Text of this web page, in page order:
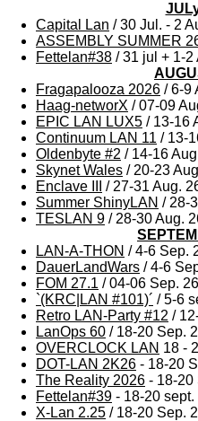
Capital Lan / 30 Jul. - 2
ASSEMBLY SUMMER
Fettelan#38 / 31 jul + 1-2
Fragapalooza 2026 / 6-9
Haag-networX / 07-09
EPIC LAN LUX5 / 13-16
Continuum LAN 11 / 13-
Oldenbyte #2 / 14-16
Skynet Wales / 20-23
Enclave III
/ 27-31 Aug.
Summer ShinyLAN / 28-
TESLAN 9 / 28-30 Aug.
LAN-A-THON / 4-6 Sep.
DauerLandWars / 4-6
FOM 27.1 / 04-06 Sep.
`(KRC|LAN #101)´ / 5-6
Retro LAN-Party #12 /
LanOps 60 / 18-20 Sep.
OVERCLOCK LAN 18 -
DOT-LAN 2K26 - 18-20
The Reality 2026 - 18-20
Fettelan#39 - 18-20 sept.
X-Lan 2.25 / 18-20 Sep.